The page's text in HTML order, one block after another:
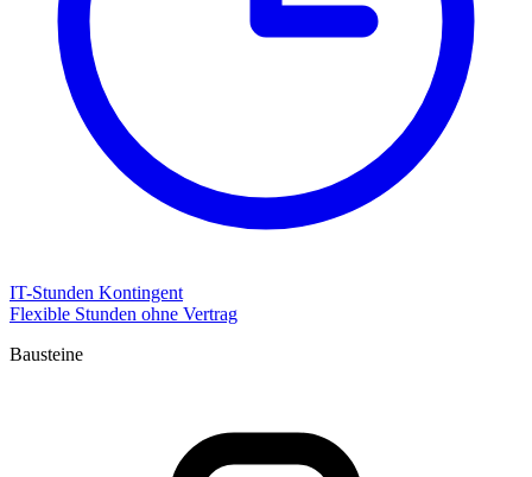
IT-Stunden Kontingent
Flexible Stunden ohne Vertrag
Bausteine